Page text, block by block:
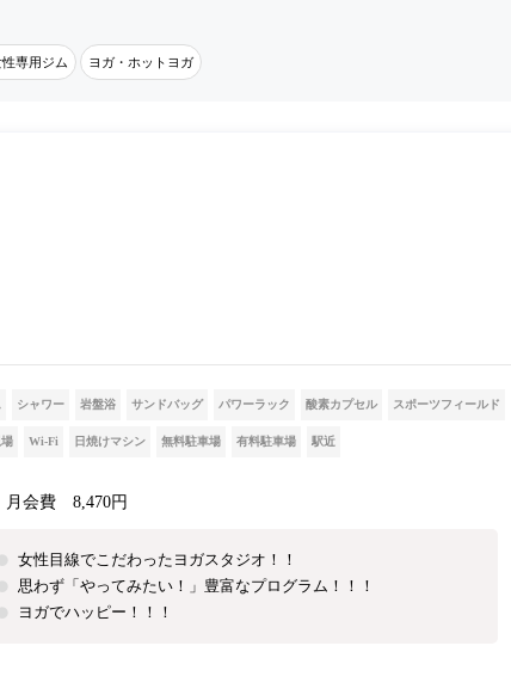
性専用ジム ヨガ・ホットヨガ
シャワー 岩盤浴 サンドバッグ パワーラック 酸素カプセル スポーツフィールド
Wi-Fi 日焼けマシン 無料駐車場 有料駐車場 駅近
月会費 8,470円
女性目線でこだわったヨガスタジオ！！
思わず「やってみたい！」豊富なプログラム！！！
ヨガでハッピー！！！